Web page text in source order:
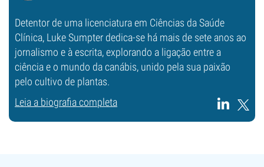
Detentor de uma licenciatura em Ciências da Saúde
Clínica, Luke Sumpter dedica-se há mais de sete anos ao
jornalismo e à escrita, explorando a ligação entre a
ciência e o mundo da canábis, unido pela sua paixão
pelo cultivo de plantas.
Leia a biografia completa